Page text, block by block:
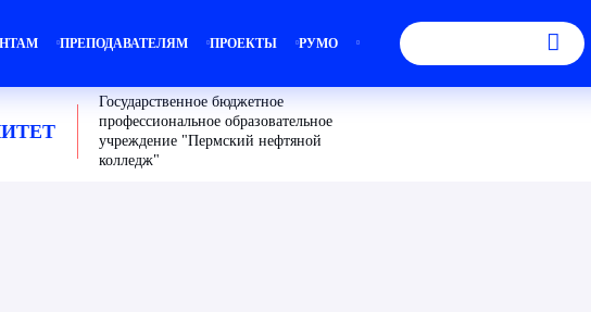
ПРЕПОДАВАТЕЛЯМ ПРОЕКТЫ РУМО
Государственное бюджетное
профессиональное образовательное
учреждение "Пермский нефтяной
колледж"